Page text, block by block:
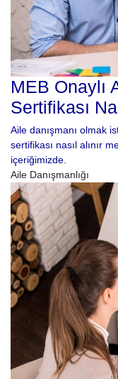
MEB Onaylı
Sertifikası
Aile danışmanı olmak
sertifikası nasıl alınır
içeriğimizde.
Aile Danışmanlığı